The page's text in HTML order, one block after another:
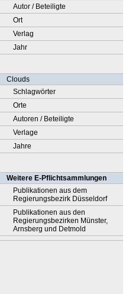
Autor / Beteiligte
Ort
Verlag
Jahr
Clouds
Schlagwörter
Orte
Autoren / Beteiligte
Verlage
Jahre
Weitere E-Pflichtsammlungen
Publikationen aus dem
Regierungsbezirk Düsseldorf
Publikationen aus den
Regierungsbezirken Münster,
Arnsberg und Detmold